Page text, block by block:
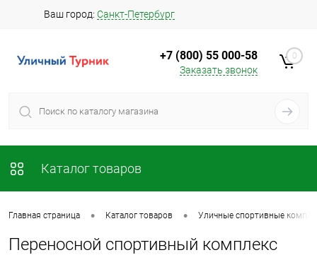
Ваш город: Санкт-Петербург
+7 (800) 55 000-58
Заказать звонок
0
Каталог товаров
Главная страница • Каталог товаров • Уличные спортивные
Переносной спортивный комплекс